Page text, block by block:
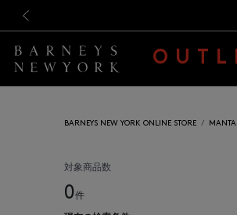
BARNEYS NEW YORK ONLINE STORE
対象商品数
0件